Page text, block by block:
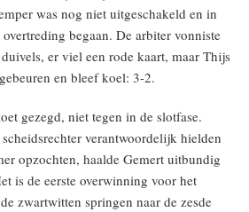
was nog niet uitgeschakeld en in
begaan. De arbiter vonniste
er viel een rode kaart, maar Thijs
en bleef koel: 3-2.
gezegd, niet tegen in de slotfase.
verantwoordelijk hielden
opzochten, haalde Gemert uitbundig
is de eerste overwinning voor het
zwartwitten springen naar de zesde